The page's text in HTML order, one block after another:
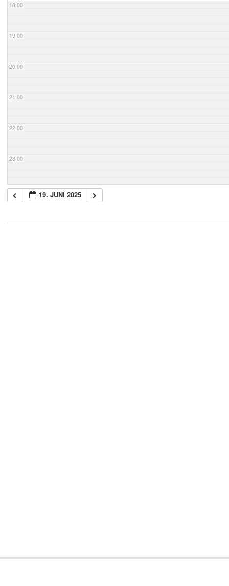
18:00
19:00
20:00
21:00
22:00
23:00
19. JUNI 2025